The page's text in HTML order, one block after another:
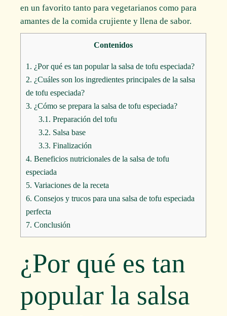
en un favorito tanto para vegetarianos como para
amantes de la comida crujiente y llena de sabor.
Contenidos
1. ¿Por qué es tan popular la salsa de tofu especiada?
2. ¿Cuáles son los ingredientes principales de la salsa
de tofu especiada?
3. ¿Cómo se prepara la salsa de tofu especiada?
3.1. Preparación del tofu
3.2. Salsa base
3.3. Finalización
4. Beneficios nutricionales de la salsa de tofu
especiada
5. Variaciones de la receta
6. Consejos y trucos para una salsa de tofu especiada
perfecta
7. Conclusión
¿Por qué es tan
popular la salsa